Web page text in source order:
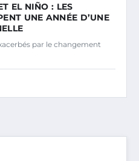
EL NIÑO : LES
UNE ANNÉE D’UNE
par le changement